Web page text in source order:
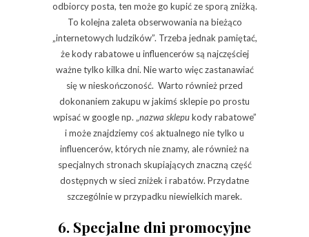
odbiorcy posta, ten może go kupić ze sporą zniżką.
To kolejna zaleta obserwowania na bieżąco
„internetowych ludzików”. Trzeba jednak pamiętać,
że kody rabatowe u influencerów są najczęściej
ważne tylko kilka dni. Nie warto więc zastanawiać
się w nieskończoność. Warto również przed
dokonaniem zakupu w jakimś sklepie po prostu
wpisać w google np. „nazwa sklepukody rabatowe”
i może znajdziemy coś aktualnego nie tylko u
influencerów, których nie znamy, ale również na
specjalnych stronach skupiających znaczną część
dostępnych w sieci zniżek i rabatów. Przydatne
szczególnie w przypadku niewielkich marek.
6. Specjalne dni promocyjne